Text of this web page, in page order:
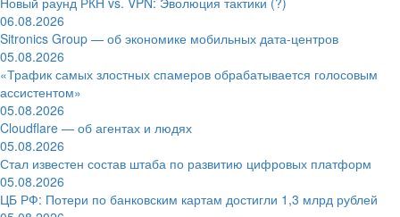
06.08.2026
Sitronics Group — об экономике мобильных дата-центров
05.08.2026
«Трафик самых злостных спамеров обрабатывается голосовым
ассистентом»
05.08.2026
Cloudflare — об агентах и людях
05.08.2026
Стал известен состав штаба по развитию цифровых платформ
05.08.2026
ЦБ РФ: Потери по банковским картам достигли 1,3 млрд рублей